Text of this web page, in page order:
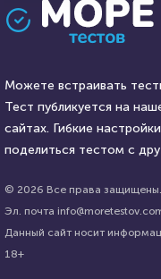
кулинарии:
английская кухни.
них известно?
AlexYasnovidov
22 ноября 2021
Проходили 1226 раз
Аниме подруга
Можете встраивать
Тест публикуется на
сайтах. Гибкие
поделиться тестом с
© 2026 Все права защищены.
Эл. почта
Данный сайт носит
18+